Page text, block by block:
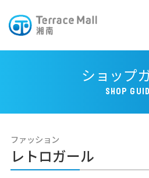
LANGUAGE
ショップ
SHOP
ファッション
レトロガール